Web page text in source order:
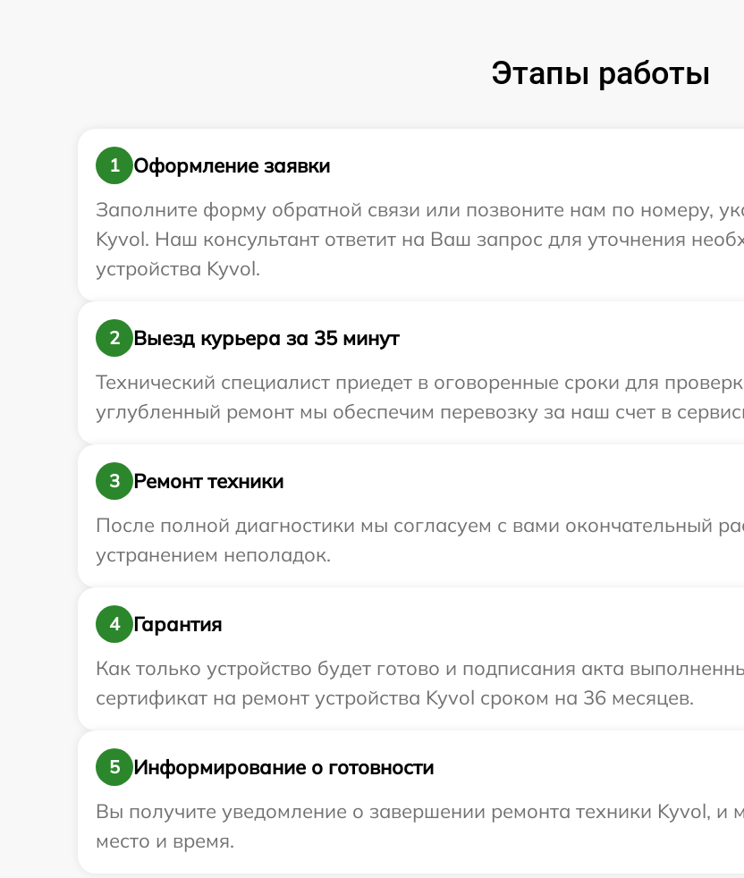
Этапы работы
1
Оформление заявки
Заполните форму обратной связи или позвоните нам по номеру,
Kyvol. Наш консультант ответит на Ваш запрос для уточнения
устройства Kyvol.
2
Выезд курьера за 35 минут
Технический специалист приедет в оговоренные сроки для
углубленный ремонт мы обеспечим перевозку за наш счет в
3
Ремонт техники
После полной диагностики мы согласуем с вами окончательный
устранением неполадок.
4
Гарантия
Как только устройство будет готово и подписания акта
сертификат на ремонт устройства Kyvol сроком на 36 месяцев.
5
Информирование о готовности
Вы получите уведомление о завершении ремонта техники Kyvol, и
место и время.